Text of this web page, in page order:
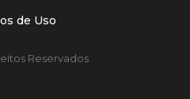
de Uso
Reservados